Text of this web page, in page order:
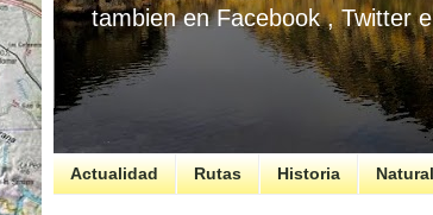
tambien en Facebook , Twitter
Actualidad Rutas Historia